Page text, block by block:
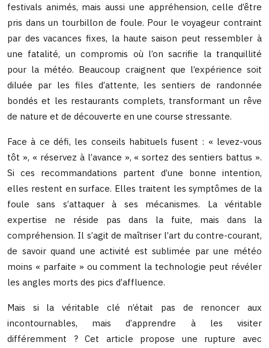
festivals animés, mais aussi une appréhension, celle d’être
pris dans un tourbillon de foule. Pour le voyageur contraint
par des vacances fixes, la haute saison peut ressembler à
une fatalité, un compromis où l’on sacrifie la tranquillité
pour la météo. Beaucoup craignent que l’expérience soit
diluée par les files d’attente, les sentiers de randonnée
bondés et les restaurants complets, transformant un rêve
de nature et de découverte en une course stressante.
Face à ce défi, les conseils habituels fusent : « levez-vous
tôt », « réservez à l’avance », « sortez des sentiers battus ».
Si ces recommandations partent d’une bonne intention,
elles restent en surface. Elles traitent les symptômes de la
foule sans s’attaquer à ses mécanismes. La véritable
expertise ne réside pas dans la fuite, mais dans la
compréhension. Il s’agit de maîtriser l’art du contre-courant,
de savoir quand une activité est sublimée par une météo
moins « parfaite » ou comment la technologie peut révéler
les angles morts des pics d’affluence.
Mais si la véritable clé n’était pas de renoncer aux
incontournables, mais d’apprendre à les visiter
différemment ? Cet article propose une rupture avec